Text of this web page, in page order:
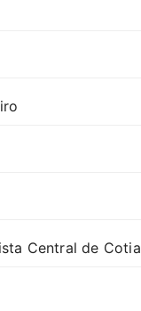
Central de Cotia